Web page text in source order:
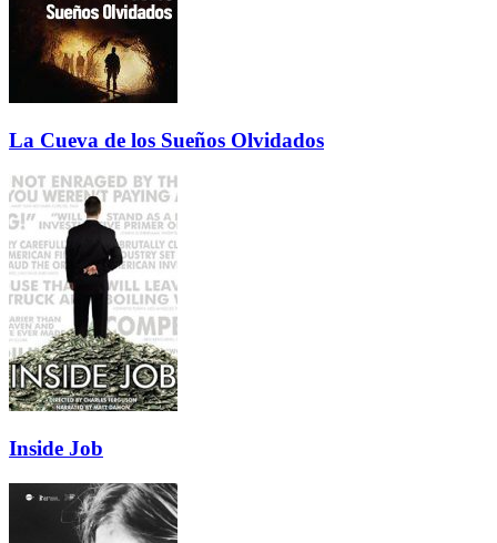
La Cueva de los Sueños Olvidados
Inside Job